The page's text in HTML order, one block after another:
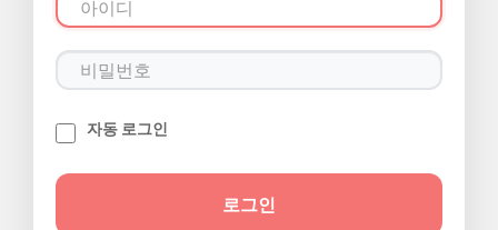
자동 로그인